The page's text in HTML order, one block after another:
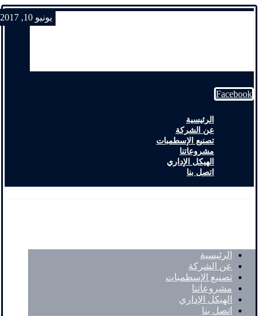
Facebook
الرئيسية
عن الشركة
تصنيع الإسطمبات
مشروعاتنا
الهيكل الإداري
اتصل بنا
الرئيسية
عن الشركة
تصنيع الإسطمبات
مشروعاتنا
الهيكل الإداري
اتصل بنا
يونيو 10, 2017